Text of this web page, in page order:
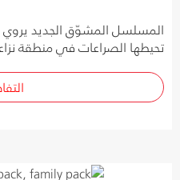
المسلسل المشوّق الجديد يروي
تحيطها الصراعات في منطقة